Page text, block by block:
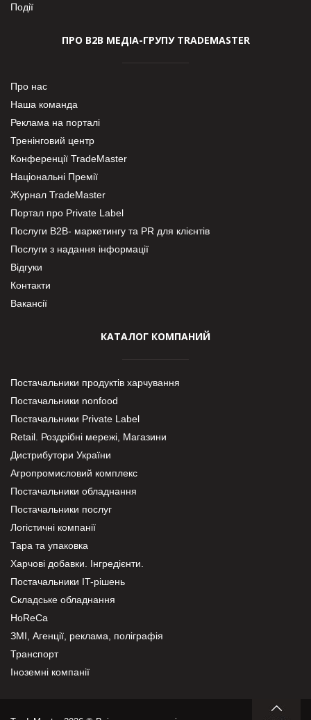
Події
ПРО В2В МЕДІА-ГРУПУ TRADEMASTER
Про нас
Наша команда
Реклама на порталі
Тренінговий центр
Конференції TradeMaster
Національні Премії
Журнал TradeMaster
Портал про Private Label
Послуги В2В- маркетингу та PR для клієнтів
Послуги з надання інформації
Відгуки
Контакти
Вакансії
КАТАЛОГ КОМПАНИЙ
Постачальники продуктів харчування
Постачальники nonfood
Постачальники Private Label
Retail. Роздрібні мережі, Магазини
Дистрибутори України
Агропромисловий комплекс
Постачальники обладнання
Постачальники послуг
Логістичні компанії
Тара та упаковка
Харчові добавки. Інгредієнти.
Постачальники IT-рішень
Складське обладнання
HoReCa
ЗМІ, Агенції, реклама, поліграфія
Транспорт
Іноземні компанії